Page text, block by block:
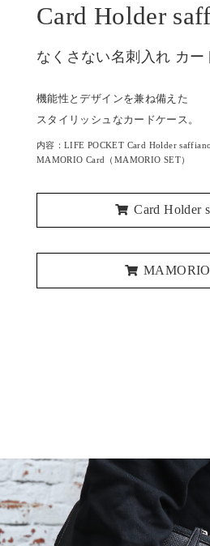
Card Holder
なくさない名刺入れ カー
機能性とデザインを兼ね備えた
スタイリッシュなカードケース。
内容：LIFE POCKET Card Holder saffiano
MAMORIO Card（MAMORIO SET）
Card Holder